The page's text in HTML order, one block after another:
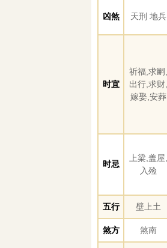
凶煞 天刑 地兵
时宜
祈福,求嗣,
出行,求财,
嫁娶,安葬
时忌
上梁,盖屋,
入殓
五行 壁上土
煞方 煞南